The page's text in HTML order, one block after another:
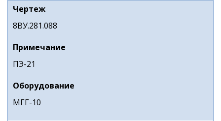
Чертеж
8ВУ.281.088
Примечание
ПЭ-21
Оборудование
МГГ-10